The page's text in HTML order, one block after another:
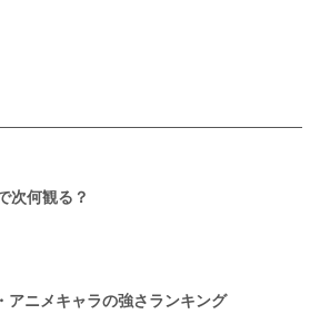
次何観る？
アニメキャラの強さランキング